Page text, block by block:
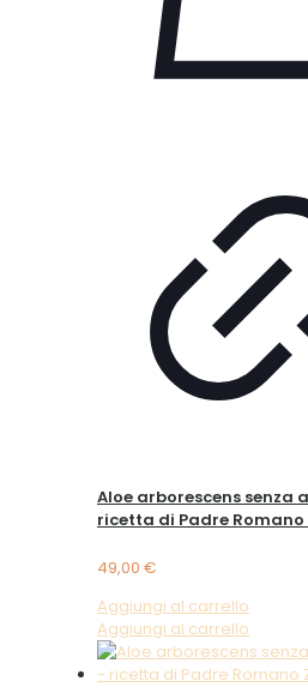
Aloe arborescens senza
ricetta di Padre Romano
49,00 €
Aggiungi al carrello
Aggiungi al carrello